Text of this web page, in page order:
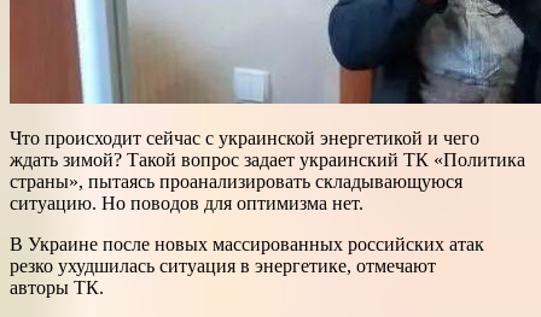
Что происходит сейчас с украинской энергетикой и чего
ждать зимой? Такой вопрос задает украинский ТК «Политика
страны», пытаясь проанализировать складывающуюся
ситуацию. Но поводов для оптимизма нет.
В Украине после новых массированных российских атак
резко ухудшилась ситуация в энергетике, отмечают
авторы ТК.